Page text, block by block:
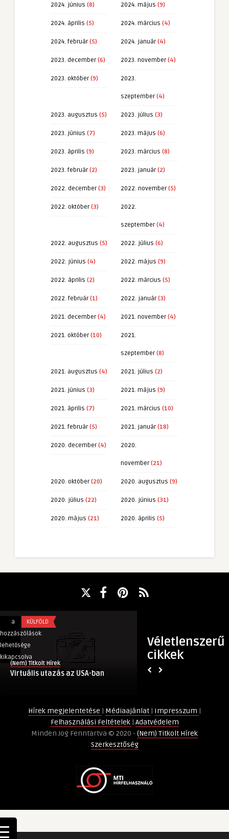
2024. június (8) 2024. május (9)
2024. április (5) 2024. március (4)
2024. február(5) 2024. január(4)
2023. december(6) 2023. november(4)
2023. október(9) 2023.
szeptember(4)
2023. augusztus (5) 2023. július (3)
2023. június (7) 2023. május (6)
2023. április (9) 2023. március (8)
2023. február(2) 2023. január(2)
2022. december(3) 2022. november(5)
2022. október(3) 2022.
szeptember(4)
2022. augusztus (5) 2022. július (6)
2022. június (4) 2022. május (9)
2022. április (2) 2022. március (5)
2022. február(1) 2022. január(3)
2021. december(4) 2021. november(4)
2021. október(10) 2021.
szeptember(8)
2021. augusztus (4) 2021. július (2)
2021. június (3) 2021. május (9)
2021. április (7) 2021. március (10)
2021. február(5) 2021. január(18)
2020. december(4) 2020.
november(21)
2020. október(20) 2020. augusztus (9)
2020. július (22) 2020. június (31)
2020. május (21) 2020. április (5)
Véletlenszerű
cikkek
Virtuális
utazás
az
USA-
ban
bejegyzéshez
a
hozzászólások
lehetősége
kikapcsolva
KÜLFÖLD
(Nem) Titkolt Hírek
Virtuális utazás az USA-ban
Fóliák
Minőségének
Az
Apró
Részletek
lehetősége
kikapcsolva
Hírek megjelentetése | Médiaajánlat | Impresszum |
Felhasználási Feltételek | Adatvédelem
Minden Jog Fenntartva © 2020 - (Nem) Titkolt Hírek
Szerkesztőség